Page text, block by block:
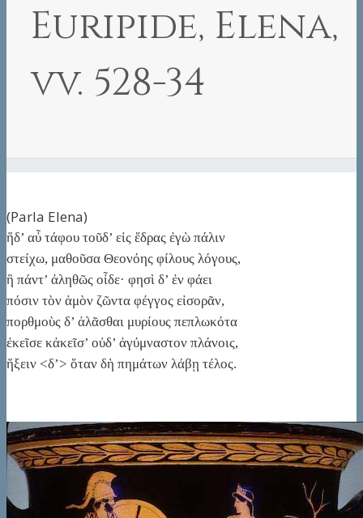
Euripide, Elena,
vv. 528-34
(Parla Elena)
ἥδ’ αὖ τάφου τοῦδ’ εἰς ἕδρας ἐγὼ πάλιν
στείχω, μαθοῦσα Θεονόης φίλους λόγους,
ἣ πάντ’ ἀληθῶς οἶδε· φησὶ δ’ ἐν φάει
πόσιν τὸν ἁμὸν ζῶντα φέγγος εἰσορᾶν,
πορθμοὺς δ’ ἀλᾶσθαι μυρίους πεπλωκότα
ἐκεῖσε κἀκεῖσ’ οὐδ’ ἀγύμναστον πλάνοις,
ἥξειν <δ’> ὅταν δὴ πημάτων λάβῃ τέλος.